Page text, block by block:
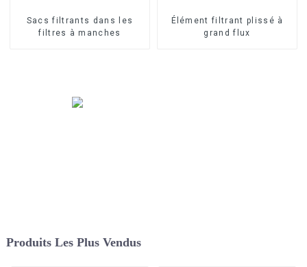
Sacs filtrants dans les
filtres à manches
Élément filtrant plissé à
grand flux
Produits Les Plus Vendus